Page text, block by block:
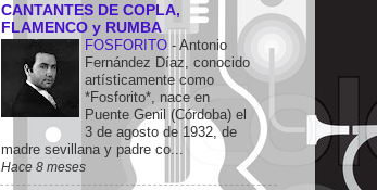
CANTANTES DE COPLA,
FLAMENCO y RUMBA
FOSFORITO - Antonio
Fernández Díaz, conocido
artísticamente como
*Fosforito*, nace en
Puente Genil (Córdoba) el
3 de agosto de 1932, de
madre sevillana y padre co...
Hace 8 meses